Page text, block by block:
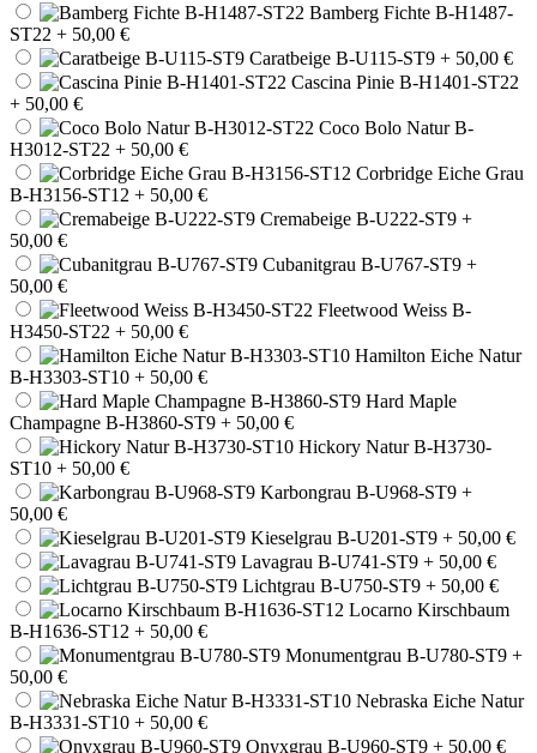
Bamberg Fichte B-H1487-
ST22 + 50,00 €
Caratbeige B-U115-ST9 + 50,00 €
Cascina Pinie B-H1401-ST22
+ 50,00 €
Coco Bolo Natur B-
H3012-ST22 + 50,00 €
Corbridge Eiche Grau
B-H3156-ST12 + 50,00 €
Cremabeige B-U222-ST9 +
50,00 €
Cubanitgrau B-U767-ST9 +
50,00 €
Fleetwood Weiss B-
H3450-ST22 + 50,00 €
Hamilton Eiche Natur
B-H3303-ST10 + 50,00 €
Hard Maple
Champagne B-H3860-ST9 + 50,00 €
Hickory Natur B-H3730-
ST10 + 50,00 €
Karbongrau B-U968-ST9 +
50,00 €
Kieselgrau B-U201-ST9 + 50,00 €
Lavagrau B-U741-ST9 + 50,00 €
Lichtgrau B-U750-ST9 + 50,00 €
Locarno Kirschbaum
B-H1636-ST12 + 50,00 €
Monumentgrau B-U780-ST9 +
50,00 €
Nebraska Eiche Natur
B-H3331-ST10 + 50,00 €
Onyxgrau B-U960-ST9 + 50,00 €